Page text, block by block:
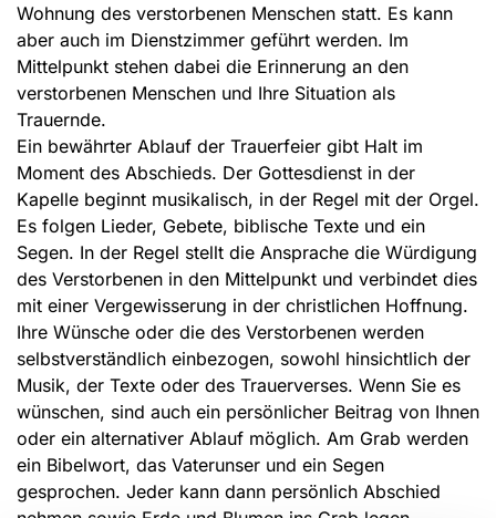
Wohnung des verstorbenen Menschen statt. Es kann
aber auch im Dienstzimmer geführt werden. Im
Mittelpunkt stehen dabei die Erinnerung an den
verstorbenen Menschen und Ihre Situation als
Trauernde.
Ein bewährter Ablauf der Trauerfeier gibt Halt im
Moment des Abschieds. Der Gottesdienst in der
Kapelle beginnt musikalisch, in der Regel mit der Orgel.
Es folgen Lieder, Gebete, biblische Texte und ein
Segen. In der Regel stellt die Ansprache die Würdigung
des Verstorbenen in den Mittelpunkt und verbindet dies
mit einer Vergewisserung in der christlichen Hoffnung.
Ihre Wünsche oder die des Verstorbenen werden
selbstverständlich einbezogen, sowohl hinsichtlich der
Musik, der Texte oder des Trauerverses. Wenn Sie es
wünschen, sind auch ein persönlicher Beitrag von Ihnen
oder ein alternativer Ablauf möglich. Am Grab werden
ein Bibelwort, das Vaterunser und ein Segen
gesprochen. Jeder kann dann persönlich Abschied